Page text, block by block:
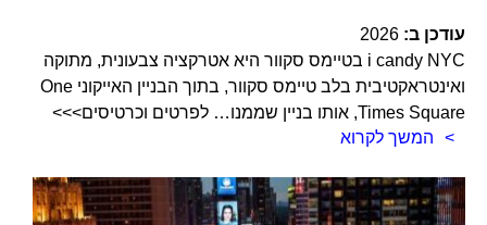
עודכן ב: 2026
i candy NYC בטיימס סקוור היא אטרקציה צבעונית, מתוקה
ואינטראקטיבית בלב טיימס סקוור, בתוך הבניין האייקוני One
Times Square, אותו בניין שממנו… לפרטים וכרטיסים>>>
המשך לקרוא